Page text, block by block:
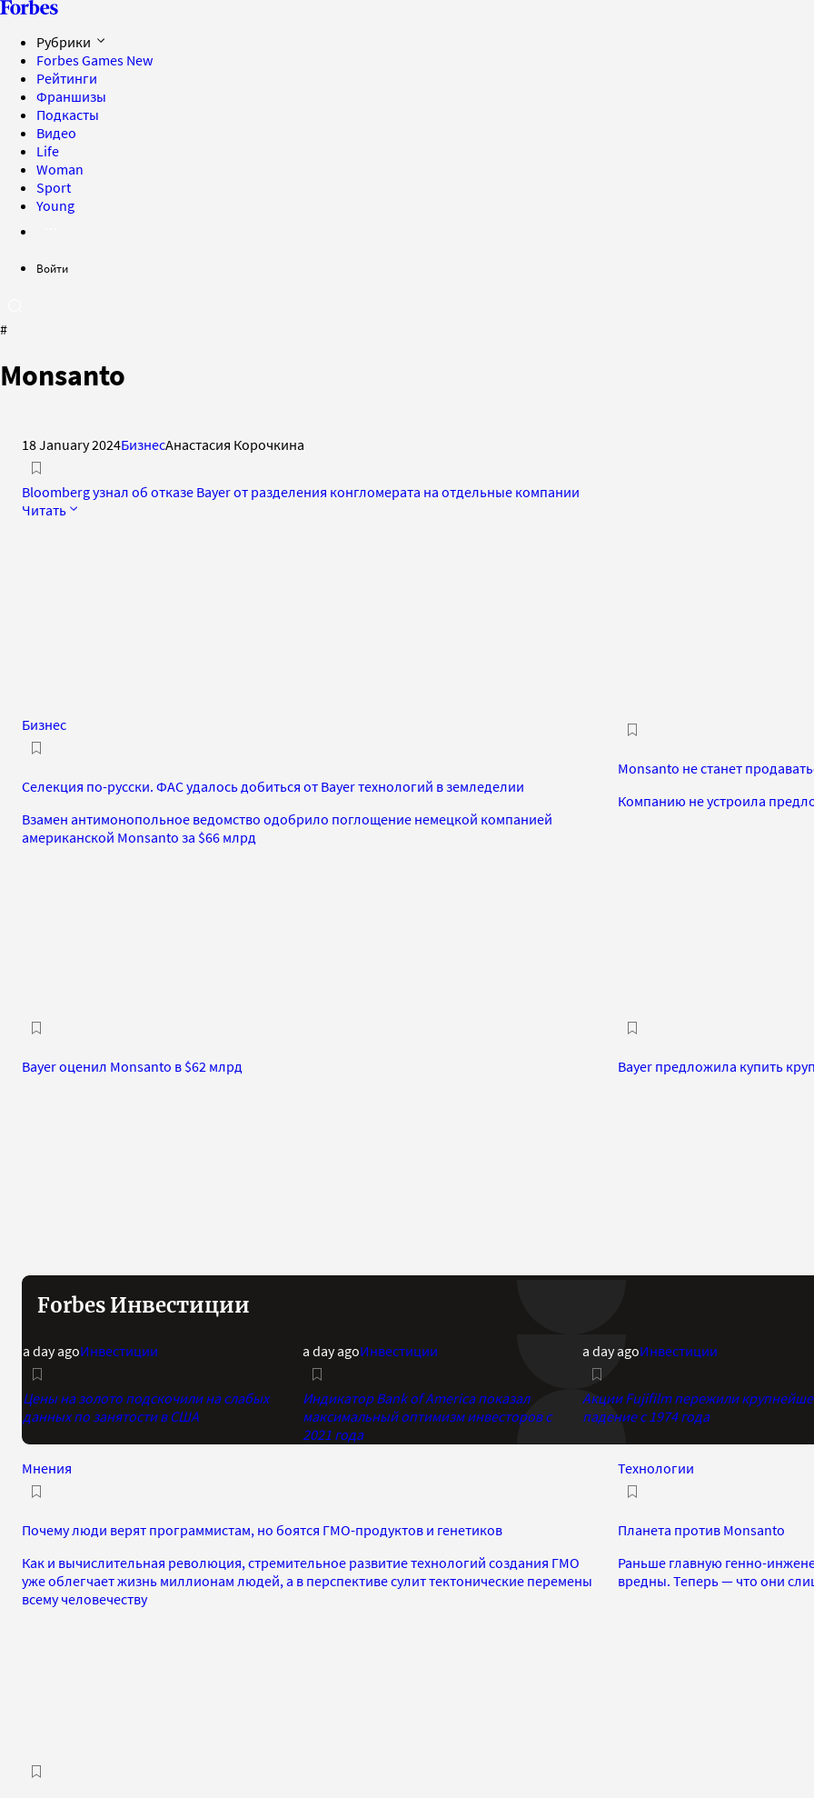
Рубрики
Forbes Games New
Рейтинги
Франшизы
Подкасты
Видео
Life
Woman
Sport
Young
Войти
#
Monsanto
18 January 2024БизнесАнастасия Корочкина
Bloomberg узнал об отказе Bayer от разделения конгломерата на отдельные компании
Читать
Бизнес
Селекция по-русски. ФАС удалось добиться от Bayer технологий в земледелии
Взамен антимонопольное ведомство одобрило поглощение немецкой компанией
американской Monsanto за $66 млрд
Monsanto не станет
Компанию не устроила
Bayer оценил Monsanto в $62 млрд Bayer предложила купить
Forbes Инвестиции
a day agoИнвестиции
Цены на золото подскочили на слабых
данных по занятости в США
a day agoИнвестиции
Индикатор Bank of America показал
максимальный оптимизм инвесторов с
2021 года
a day agoИнвестиции
Акции Fujifilm пережили
падение с 1974 года
Мнения
Почему люди верят программистам, но боятся ГМО-продуктов и генетиков
Как и вычислительная революция, стремительное развитие технологий создания ГМО
уже облегчает жизнь миллионам людей, а в перспективе сулит тектонические перемены
всему человечеству
Технологии
Планета против Monsanto
Раньше главную генно-
вредны. Теперь — что они